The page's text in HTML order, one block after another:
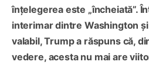
înțelegerea este „încheiată”.
interimar dintre Washington
valabil, Trump a răspuns că,
vedere, acesta nu mai are